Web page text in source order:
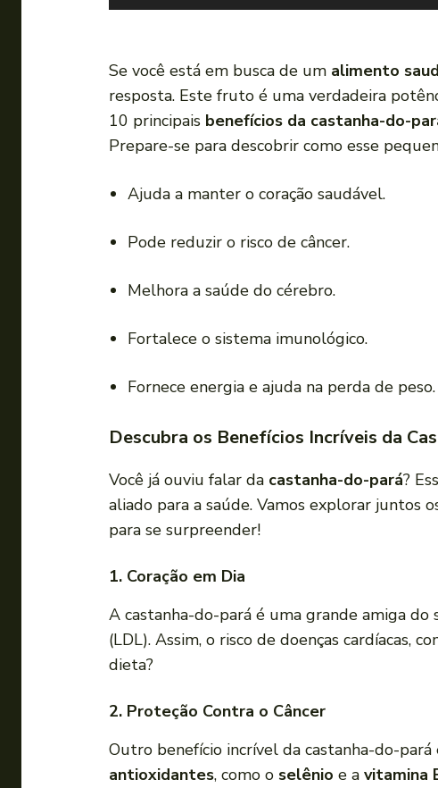
o
a
o
r
e
u
i
Se você está em busca de um alimento
resposta. Este fruto é uma verdadeira
10 principais benefícios da castanha-do-
Prepare-se para descobrir como esse
Ajuda a manter o coração saudável.
Pode reduzir o risco de câncer.
Melhora a saúde do cérebro.
Fortalece o sistema imunológico.
Fornece energia e ajuda na perda de peso.
Descubra os Benefícios Incríveis da
Você já ouviu falar da castanha-do-pará?
aliado para a saúde. Vamos explorar juntos
para se surpreender!
1. Coração em Dia
A castanha-do-pará é uma grande amiga do
(LDL). Assim, o risco de doenças cardíacas,
dieta?
2. Proteção Contra o Câncer
Outro benefício incrível da castanha-do-pará
antioxidantes, como o selênio e a vitamina